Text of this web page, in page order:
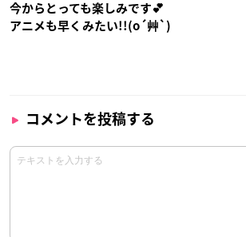
今からとっても楽しみです💕
アニメも早くみたい!!(o´艸`)
コメントを投稿する